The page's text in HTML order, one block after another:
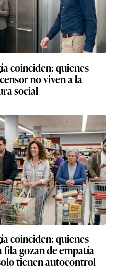
coinciden: quienes
no viven a la
social
coinciden: quienes
gozan de empatía
tienen autocontrol